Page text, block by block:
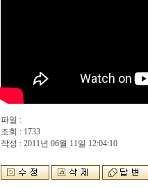
파일 :
조회 : 1733
작성 : 2011년 06월 11일 12:04:10